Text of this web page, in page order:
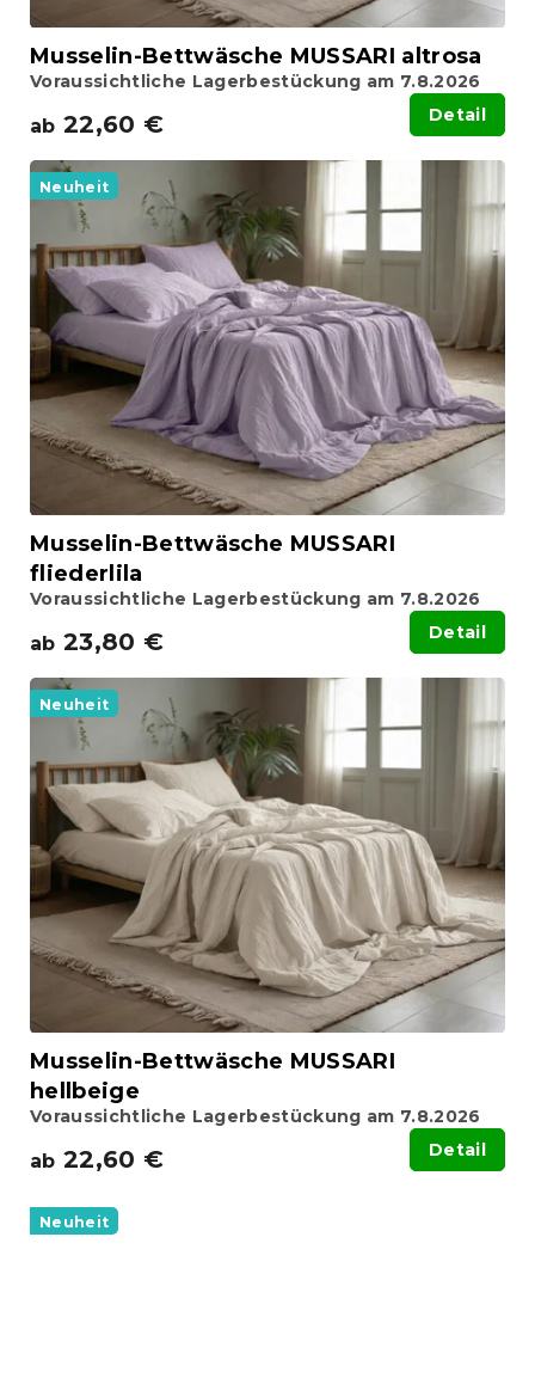
eMusselin-Bettwäsche MUSSARI altrosa
Voraussichtliche Lagerbestückung am 7.8.2026
ab 22,60 € Detail
Neuheit
Musselin-Bettwäsche MUSSARI
fliederlila
Voraussichtliche Lagerbestückung am 7.8.2026
ab 23,80 € Detail
Neuheit
Musselin-Bettwäsche MUSSARI
hellbeige
Voraussichtliche Lagerbestückung am 7.8.2026
ab 22,60 € Detail
Neuheit